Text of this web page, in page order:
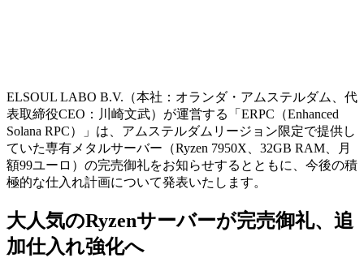
ELSOUL LABO B.V.（本社：オランダ・アムステルダム、代
表取締役CEO：川崎文武）が運営する「ERPC（Enhanced
Solana RPC）」は、アムステルダムリージョン限定で提供し
ていた専有メタルサーバー（Ryzen 7950X、32GB RAM、月
額99ユーロ）の完売御礼をお知らせするとともに、今後の積
極的な仕入れ計画について発表いたします。
大人気のRyzenサーバーが完売御礼、追
加仕入れ強化へ